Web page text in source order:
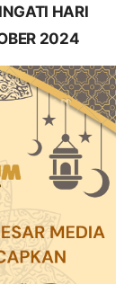
HARI
2024